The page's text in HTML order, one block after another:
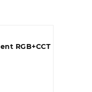
RGB+CCT